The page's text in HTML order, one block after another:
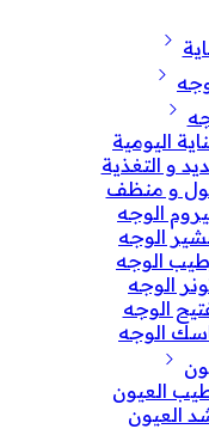
اليومية
و التغذية
و منظف
الوجه
الوجه
الوجه
الوجه
الوجه
الوجه
العيون
العيون